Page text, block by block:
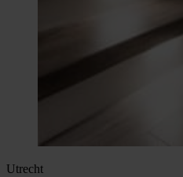
Utrecht